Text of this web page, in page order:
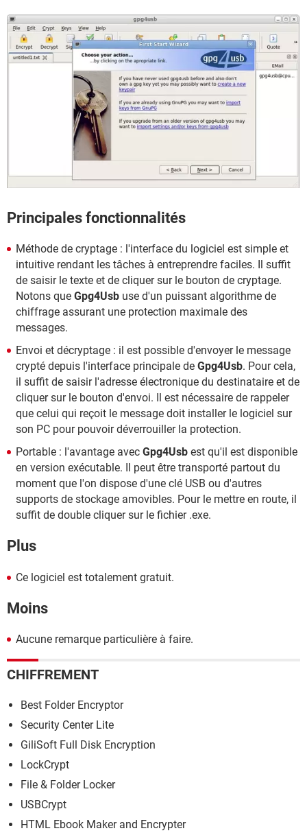
Principales fonctionnalités
Méthode de cryptage : l'interface du logiciel est simple et
intuitive rendant les tâches à entreprendre faciles. Il suffit
de saisir le texte et de cliquer sur le bouton de cryptage.
Notons que Gpg4Usb use d'un puissant algorithme de
chiffrage assurant une protection maximale des
messages.
Envoi et décryptage : il est possible d'envoyer le message
crypté depuis l'interface principale de Gpg4Usb. Pour cela,
il suffit de saisir l'adresse électronique du destinataire et de
cliquer sur le bouton d'envoi. Il est nécessaire de rappeler
que celui qui reçoit le message doit installer le logiciel sur
son PC pour pouvoir déverrouiller la protection.
Portable : l'avantage avec Gpg4Usb est qu'il est disponible
en version exécutable. Il peut être transporté partout du
moment que l'on dispose d'une clé USB ou d'autres
supports de stockage amovibles. Pour le mettre en route, il
suffit de double cliquer sur le fichier .exe.
Plus
Ce logiciel est totalement gratuit.
Moins
Aucune remarque particulière à faire.
CHIFFREMENT
Best Folder Encryptor
Security Center Lite
GiliSoft Full Disk Encryption
LockCrypt
File & Folder Locker
USBCrypt
HTML Ebook Maker and Encrypter